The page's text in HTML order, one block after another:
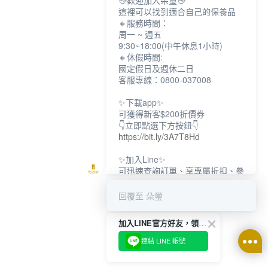
加入LINE官方好友，領取$200折價券
連結 LINE 帳號
這裡可以找到適合自己的保養品
🔸服務時間：
周一 ~ 週五
9:30~18:00(中午休息1小時)
🔸休假時間:
國定假日及週休二日
客服專線：0800-037008
✨下載app✨
可獲得新客$200折價券
👇立即點選下方按鈕👇
https://bit.ly/3A7T8Hd
✨加入Line✨
可迅速查詢訂單、享專屬折扣、參
👇立即點選下方按鈕👇
✨追蹤IG✨
👇立即點選下方按鈕👇
https://bit.ly/3w8zJm1
回覆至 朵璽